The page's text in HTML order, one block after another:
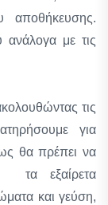
αποθήκευσης.
ανάλογα με τις
τις
για
θα πρέπει να
τα εξαίρετα
και γεύση,